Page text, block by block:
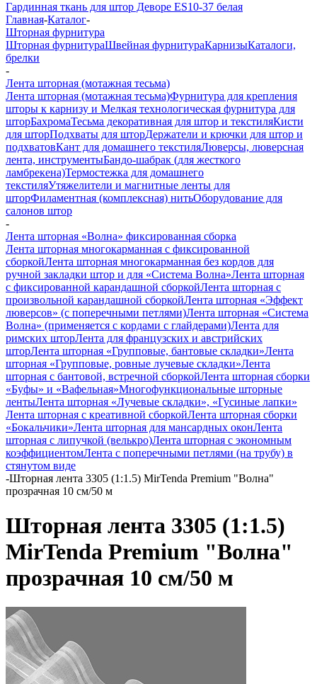
Гардинная ткань для штор Деворе ES10-37 белая
Главная-Каталог-
Шторная фурнитура
Шторная фурнитураШвейная фурнитураКарнизыКаталоги,
брелки
-
Лента шторная (мотажная тесьма)
Лента шторная (мотажная тесьма)Фурнитура для крепления
шторы к карнизу и Мелкая технологическая фурнитура для
шторБахромаТесьма декоративная для штор и текстиляКисти
для шторПодхваты для шторДержатели и крючки для штор и
подхватовКант для домашнего текстиляЛюверсы, люверсная
лента, инструментыБандо-шабрак (для жесткого
ламбрекена)Термостежка для домашнего
текстиляУтяжелители и магнитные ленты для
шторФиламентная (комплексная) нитьОборудование для
салонов штор
-
Лента шторная «Волна» фиксированная сборка
Лента шторная многокарманная с фиксированной
сборкойЛента шторная многокарманная без кордов для
ручной закладки штор и для «Система Волна»Лента шторная
с фиксированной карандашной сборкойЛента шторная с
произвольной карандашной сборкойЛента шторная «Эффект
люверсов» (с поперечными петлями)Лента шторная «Система
Волна» (применяется с кордами с глайдерами)Лента для
римских шторЛента для французских и австрийских
шторЛента шторная «Групповые, бантовые складки»Лента
шторная «Групповые, ровные лучевые складки»Лента
шторная с бантовой, встречной сборкойЛента шторная сборки
«Буфы» и «Вафельная»Многофункциональные шторные
лентыЛента шторная «Лучевые складки», «Гусиные лапки»
Лента шторная с креативной сборкойЛента шторная сборки
«Бокальчики»Лента шторная для мансардных оконЛента
шторная с липучкой (велькро)Лента шторная с экономным
коэффициентомЛента с поперечными петлями (на трубу) в
стянутом виде
-Шторная лента 3305 (1:1.5) MirTenda Premium "Волна"
прозрачная 10 см/50 м
Шторная лента 3305 (1:1.5)
MirTenda Premium "Волна"
прозрачная 10 см/50 м